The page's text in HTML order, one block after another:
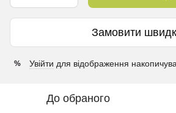
Замовити
% Увійти для відображення
До обраного